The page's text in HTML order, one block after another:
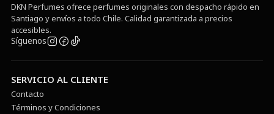
DKN Perfumes ofrece perfumes originales con despacho rápido en
Santiago y envíos a todo Chile. Calidad garantizada a precios
accesibles.
Síguenos
SERVICIO AL CLIENTE
Contacto
Términos y Condiciones